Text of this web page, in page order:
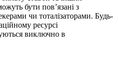
бути пов’язані з
чи тоталізаторами. Будь-
ресурсі
виключно в